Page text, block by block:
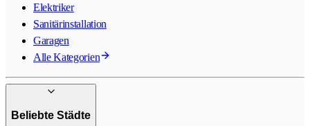
Elektriker
Sanitärinstallation
Garagen
Alle Kategorien
Beliebte Städte